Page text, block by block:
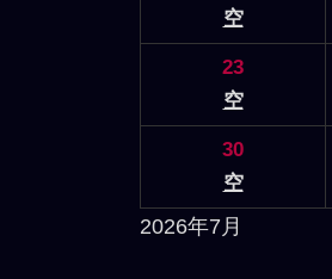
空
23
空
30
空
2026年7月